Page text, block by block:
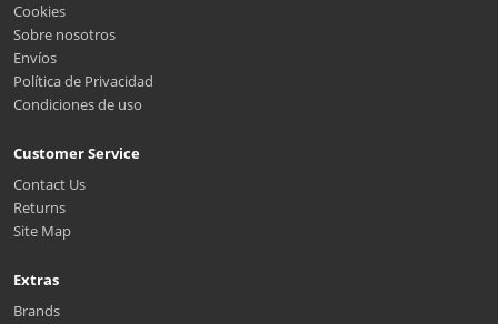
Cookies
Sobre nosotros
Envíos
Política de Privacidad
Condiciones de uso
Customer Service
Contact Us
Returns
Site Map
Extras
Brands